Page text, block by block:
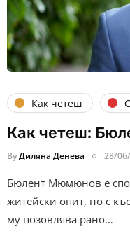
Как четеш
Как четеш:
ByДиляна Денева 28/
Бюлент Мюмюнов е
житейски опит, но с
му позовлява рано…